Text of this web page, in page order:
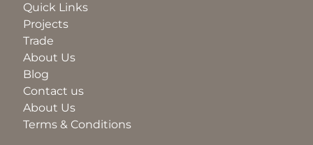
Quick Links
Projects
Trade
About Us
Blog
Contact us
About Us
Terms & Conditions